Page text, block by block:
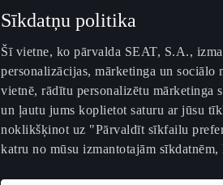
Sīkdatņu politika
Šī vietne, ko pārvalda SEAT, S.A.,
personalizācijas, mārketinga un
vietnē, rādītu personalizētu mārketinga
un ļautu jums koplietot saturu ar jūsu
noklikšķinot uz "Pārvaldīt sīkfailu
katru no mūsu izmantotajām